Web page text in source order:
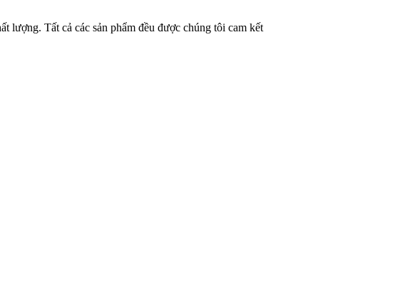
lượng. Tất cả các sản phẩm đều được chúng tôi cam kết